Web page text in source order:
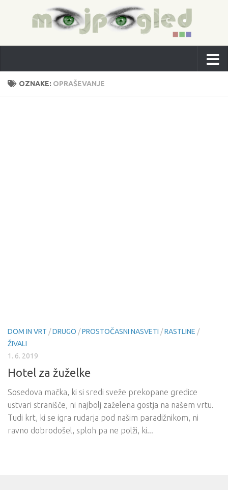
OZNAKE: OPRAŠEVANJE
DOM IN VRT /DRUGO /PROSTOČASNI NASVETI /RASTLINE /
ŽIVALI
1. 6. 2019
Hotel za žuželke
Sosedova mačka, ki si sredi sveže prekopane gredice
ustvari stranišče, ni najbolj zaželena gostja na našem vrtu.
Tudi krt, ki se igra rudarja pod našim paradižnikom, ni
ravno dobrodošel, sploh pa ne polži, ki...